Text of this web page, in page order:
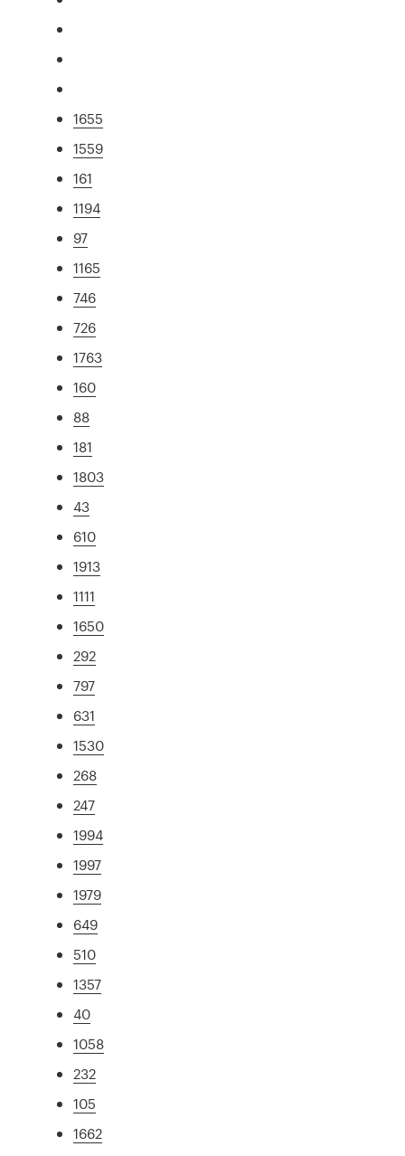
1655
1559
161
1194
97
1165
746
726
1763
160
88
181
1803
43
610
1913
1111
1650
292
797
631
1530
268
247
1994
1997
1979
649
510
1357
40
1058
232
105
1662